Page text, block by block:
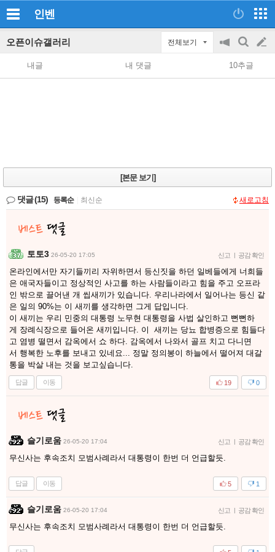
인벤
오픈이슈갤러리 전체보기
공
지
on/off
검
색
글
쓰
내글 내 댓글 10추글
[본문 보기]
댓글(15) 등록순 최신순 새로고침
토토3 26-05-20 17:05 신고 | 공감 확인
온라인에서만 자기들끼리 자위하면서 등신짓을 하던 일베들에게 너희들
은 애국자들이고 정상적인 사고를 하는 사람들이라고 힘을 주고 오프라
인 밖으로 끌어낸 개 씹새끼가 있습니다. 우리나라에서 일어나는 등신 같
은 일의 90%는 이 새끼를 생각하면 그게 답입니다.
이 새끼는 우리 민중의 대통령 노무현 대통령을 사법 살인하고 뻔뻔하
게 장례식장으로 들어온 새끼입니다. 이 새끼는 당뇨 합병증으로 힘들다
고 염병 떨면서 감옥에서 쇼 하다. 감옥에서 나와서 골프 치고 다니면
서 행복한 노후를 보내고 있네요... 정말 정의봉이 하늘에서 떨어져 대갈
통을 박살 내는 것을 보고싶습니다.
답글 이동 0
19
슬기로움 26-05-20 17:04 신고 | 공감 확인
무신사는 후속조치 모범사례라서 대통령이 한번 더 언급할듯.
답글 이동 1
5
슬기로움 26-05-20 17:04 신고 | 공감 확인
무신사는 후속조치 모범사례라서 대통령이 한번 더 언급할듯.